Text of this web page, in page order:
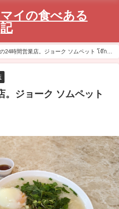
イの食べある
記
24時間営業店。ジョーク ソムペット โจ๊กสม
。ジョーク ソムペット